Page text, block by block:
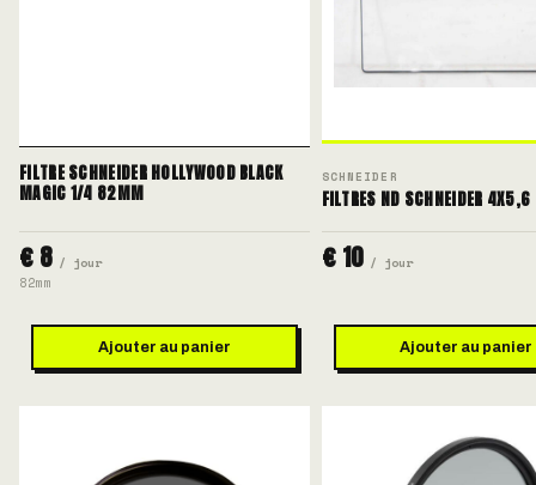
FILTRE SCHNEIDER HOLLYWOOD BLACK
MAGIC 1/4 82MM
€ 8 / jour
82mm
Ajouter au panier
SCHNEIDER
FILTRES ND SCHNEIDER
€ 10 / jour
Ajouter au panier